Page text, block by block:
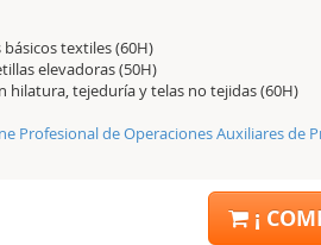
textiles (60H)
elevadoras (50H)
hilatura, tejeduría y telas no tejidas (60H)
Profesional de Operaciones Auxiliares de
¡